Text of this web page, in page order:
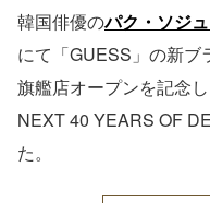
韓国俳優のパク・ソジ
にて「GUESS」の新
旗艦店オープンを記念
NEXT 40 YEARS OF
た。